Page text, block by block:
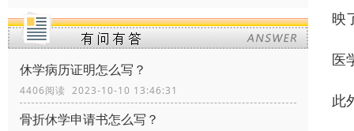
休学病历证明怎么写？
4406阅读 2023-10-10 13:46:31
骨折休学申请书怎么写？
映
医
此